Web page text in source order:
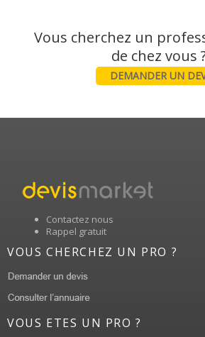
Vous cherchez un
DEMANDER UN
Contactez nous
Rappel gratuit
VOUS CHERCHEZ UN PRO ?
VOUS ETES UN PRO ?